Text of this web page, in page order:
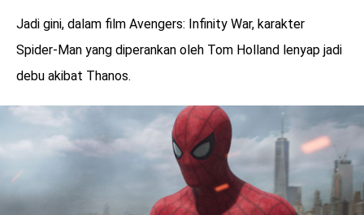
Jadi gini, dalam film Avengers: Infinity War, karakter
Spider-Man yang diperankan oleh Tom Holland lenyap jadi
debu akibat Thanos.